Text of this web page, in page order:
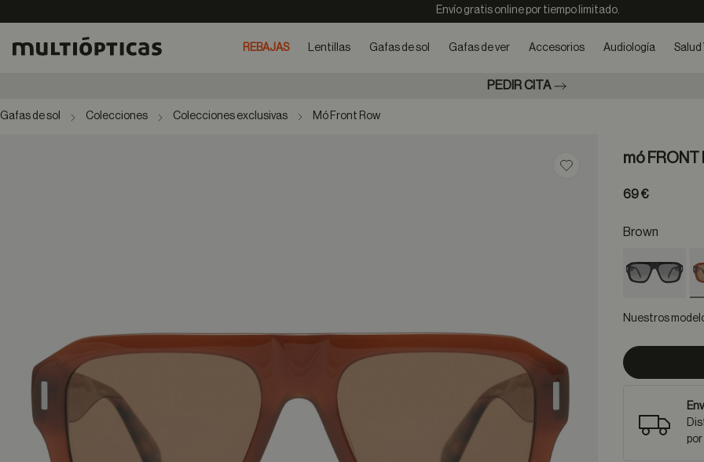
Envío gratis online por tiempo limitado.
REBAJAS Lentillas Gafas de sol Gafas de ver Accesorios Audiología Salud
PEDIR CITA
Gafas de sol Colecciones Colecciones exclusivas Mó Front Row
Guardar en favoritos
mó FRONT
69 €
Brown
Nuestros